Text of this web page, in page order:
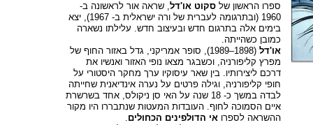
ספרו הראשון שלסקוט או'דל, שראה אור לראשונה ב-
1960 (ובתרגומה לעברית של ורה ישראלית ב- 1967), יצא
בימים אלה בתרגום חדש ובעיצוב חדש. עלילתו נשארה
כמובן כשהייתה.
או'דל
(1898–1989), סופר אמריקני, גדל באזור החוף של
מפרץ קליפורניה, וכשבגר מצאו נופי האזור ואנשיו את
דרכם ליצירותיו. בין שאר עיסוקיו ערך מחקר היסטורי על
חופי קליפורניה, וגילה פרטים על נערה אינדיאנית שחייתה
לבדה במשך כ- 18 שנה על האי סן ניקולס, אחד בשרשרת
איים הסמוכה לחוף. העובדות המעטות שנתבררו היו מקור
ההשראה לספרואי הדולפינים הכחולים.